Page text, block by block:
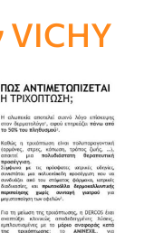
VICHY